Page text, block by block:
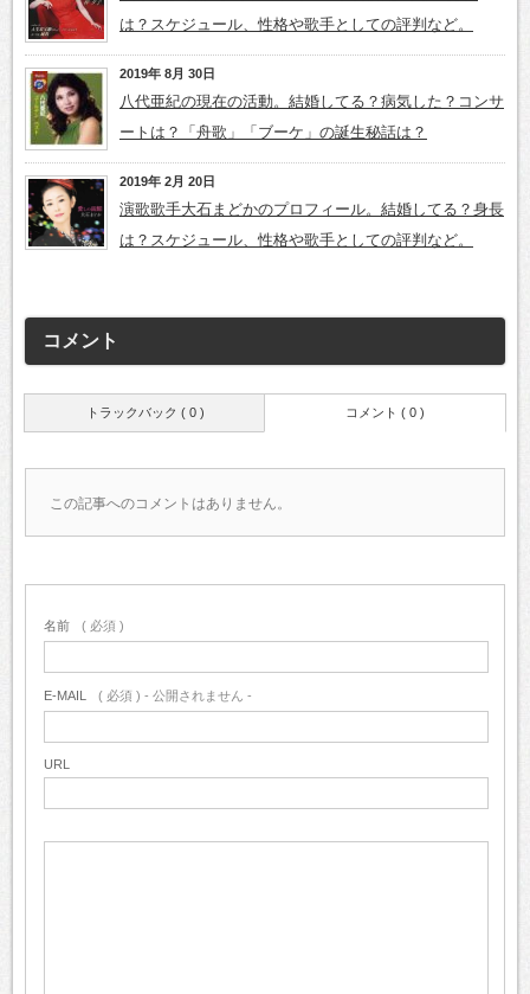
は？スケジュール、性格や歌手としての評判など。
2019年 8月 30日
八代亜紀の現在の活動。結婚してる？病気した？コンサ
ートは？「舟歌」「ブーケ」の誕生秘話は？
2019年 2月 20日
演歌歌手大石まどかのプロフィール。結婚してる？身長
は？スケジュール、性格や歌手としての評判など。
コメント
トラックバック ( 0 ) コメント ( 0 )
この記事へのコメントはありません。
名前 ( 必須 )
E-MAIL ( 必須 ) - 公開されません -
URL